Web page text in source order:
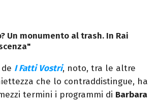
Un monumento al trash. In Rai
I Fatti Vostri, noto, tra le altre
che lo contraddistingue, ha
termini i programmi di Barbara